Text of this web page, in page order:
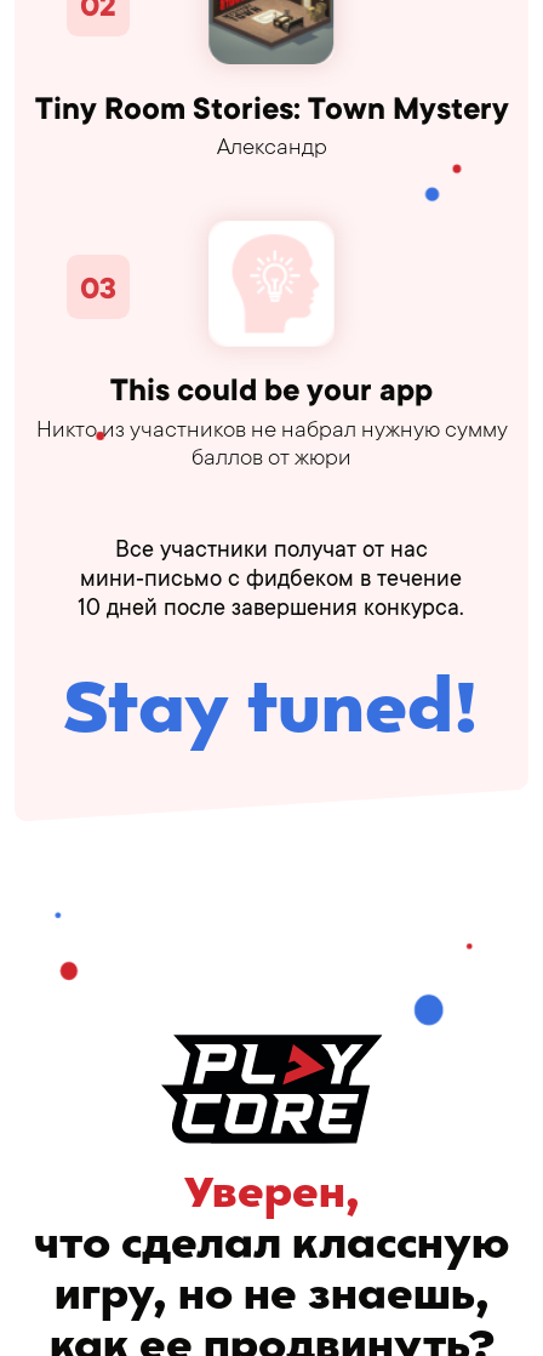
Tiny Room Stories: Town Mystery
Александр
This could be your app
Никто из участников не набрал нужную сумму
баллов от жюри
Все участники получат от нас
мини‑письмо с фидбеком в течение
10 дней после завершения конкурса.
Stay tuned!
Уверен,
что сделал классную
игру, но не знаешь,